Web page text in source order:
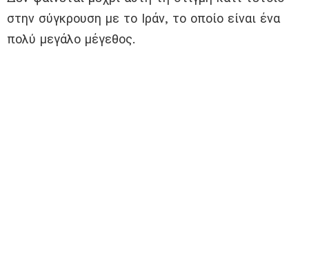
στην σύγκρουση με το Ιράν, το οποίο είναι ένα
πολύ μεγάλο μέγεθος.